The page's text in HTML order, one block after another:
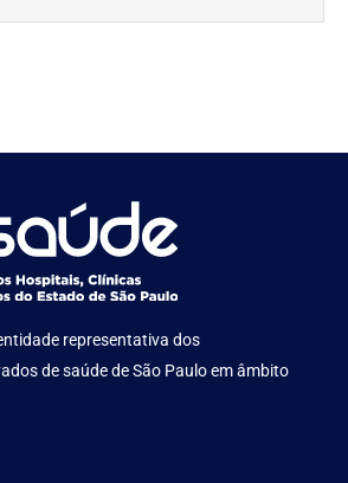
representativa dos
de saúde de São Paulo em âmbito